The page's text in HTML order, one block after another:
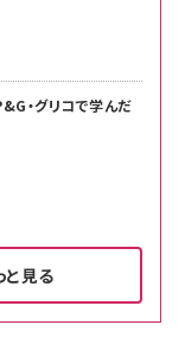
・グリコで学んだ
見る